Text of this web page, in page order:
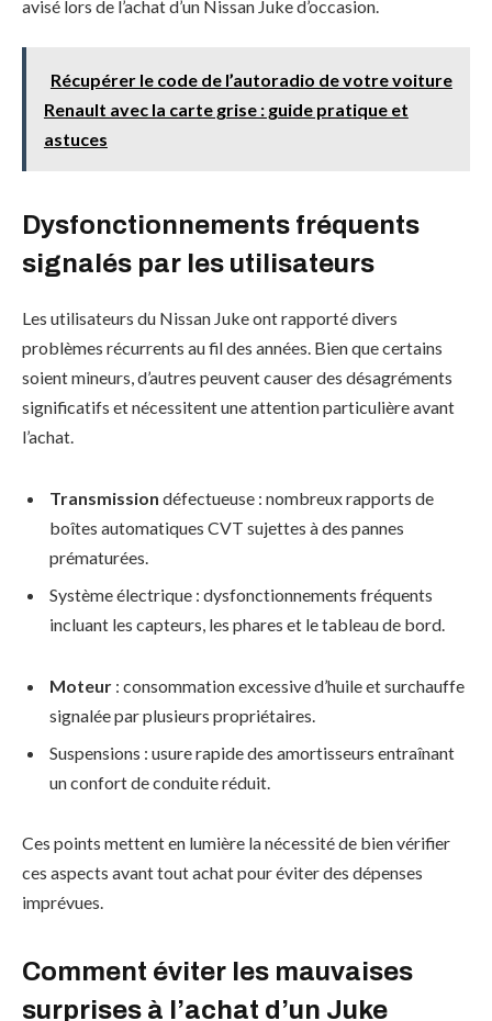
avisé lors de l’achat d’un Nissan Juke d’occasion.
Récupérer le code de l’autoradio de votre voiture
Renault avec la carte grise : guide pratique et
astuces
Dysfonctionnements fréquents
signalés par les utilisateurs
Les utilisateurs du Nissan Juke ont rapporté divers
problèmes récurrents au fil des années. Bien que certains
soient mineurs, d’autres peuvent causer des désagréments
significatifs et nécessitent une attention particulière avant
l’achat.
Transmission défectueuse : nombreux rapports de
boîtes automatiques CVT sujettes à des pannes
prématurées.
Système électrique : dysfonctionnements fréquents
incluant les capteurs, les phares et le tableau de bord.
Moteur : consommation excessive d’huile et surchauffe
signalée par plusieurs propriétaires.
Suspensions : usure rapide des amortisseurs entraînant
un confort de conduite réduit.
Ces points mettent en lumière la nécessité de bien vérifier
ces aspects avant tout achat pour éviter des dépenses
imprévues.
Comment éviter les mauvaises
surprises à l’achat d’un Juke